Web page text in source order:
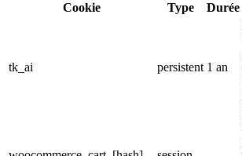
Cookie
Type Durée
tk_ai persistent 1 an